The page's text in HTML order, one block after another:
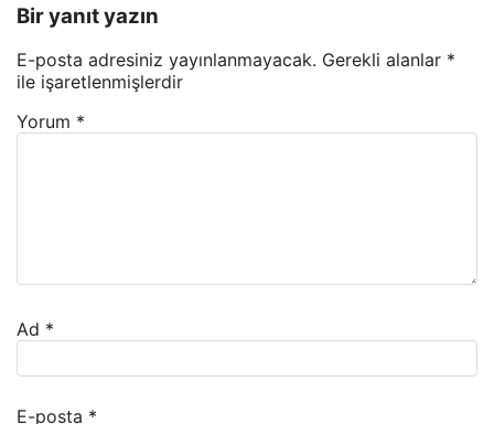
Bir yanıt yazın
E-posta adresiniz yayınlanmayacak. Gerekli alanlar *
ile işaretlenmişlerdir
Yorum *
Ad *
E-posta *